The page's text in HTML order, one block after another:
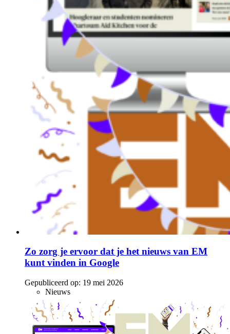
Zo zorg je ervoor dat je het nieuws van EM
kunt vinden in Google
Gepubliceerd op: 19 mei 2026
Nieuws